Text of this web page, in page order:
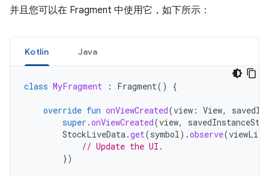
并且您可以在 Fragment 中使用它，如下所示：
Kotlin Java
class MyFragment : Fragment() {
override fun onViewCreated(view : View,
super .onViewCreated(view,
StockLiveData.get(symbol).observe(
// Update the UI.
})